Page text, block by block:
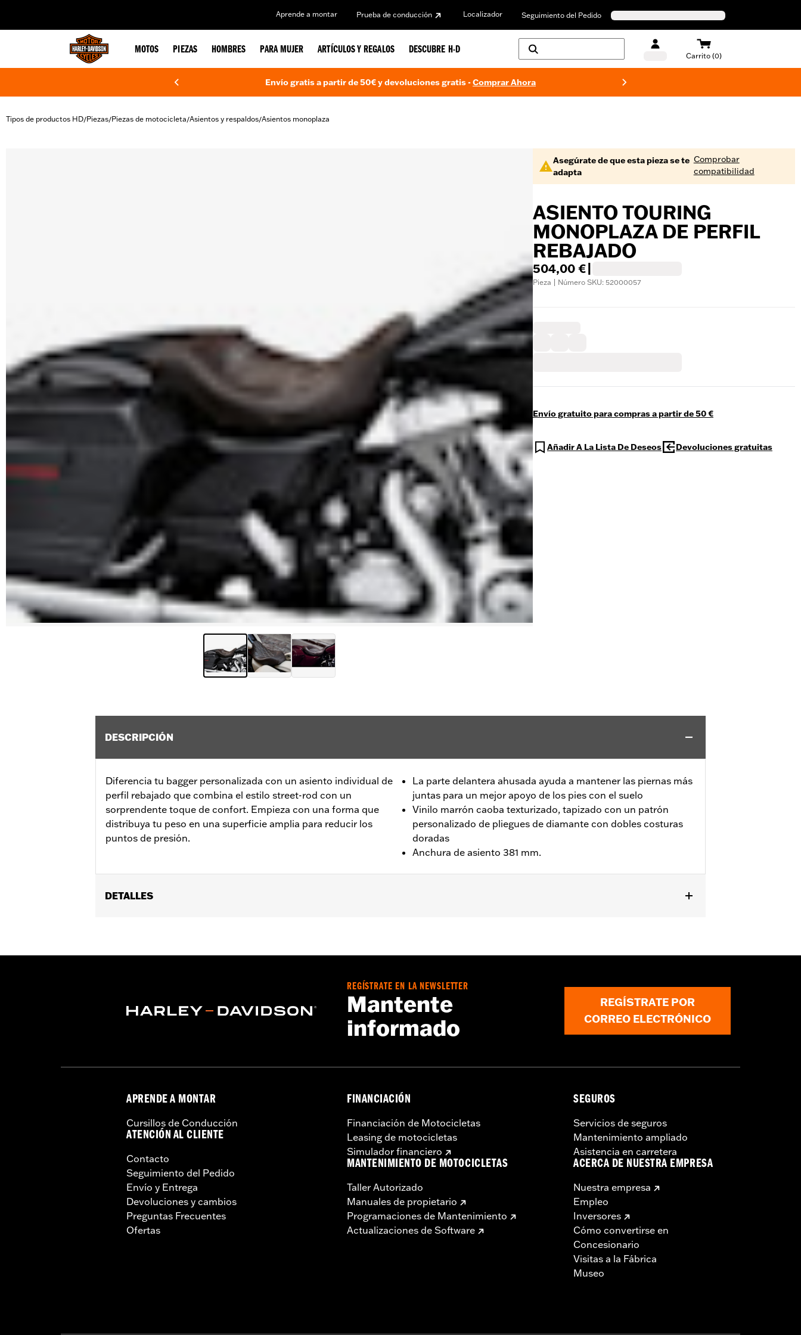
Aprende a montar Prueba de conducción Localizador Seguimiento del Pedido
MOTOS PIEZAS HOMBRES PARA MUJER ARTÍCULOS Y REGALOS DESCUBRE H-D
Carrito (0)
Envío gratis a partir de 50€ y devoluciones gratis -Comprar Ahora
Tipos de productos HD/Piezas/Piezas de motocicleta/Asientos y respaldos/Asientos monoplaza
Asegúrate de que esta pieza se te
adapta
Comprobar
compatibilidad
ASIENTO TOURING
MONOPLAZA DE PERFIL
REBAJADO
504,00 €
Pieza | Número SKU: 52000057
Envío gratuito para compras a partir de 50 €
Añadir A La Lista De Deseos Devoluciones gratuitas
DESCRIPCIÓN
Diferencia tu bagger personalizada con un asiento individual de
perfil rebajado que combina el estilo street-rod con un
sorprendente toque de confort. Empieza con una forma que
distribuya tu peso en una superficie amplia para reducir los
puntos de presión.
La parte delantera ahusada ayuda a mantener las piernas más
juntas para un mejor apoyo de los pies con el suelo
Vinilo marrón caoba texturizado, tapizado con un patrón
personalizado de pliegues de diamante con dobles costuras
doradas
Anchura de asiento 381 mm.
DETALLES
respaldo para el piloto. Anchura del asiento: 15,0 pulgadas.
Contenido del embalaje: Toda la tornillería de montaje necesaria
Pulgadas
REGÍSTRATE EN LA NEWSLETTER
Mantente
informado
REGÍSTRATE POR
CORREO ELECTRÓNICO
APRENDE A MONTAR
Cursillos de Conducción
ATENCIÓN AL CLIENTE
Contacto
Seguimiento del Pedido
Envío y Entrega
Devoluciones y cambios
Preguntas Frecuentes
Ofertas
FINANCIACIÓN
Financiación de Motocicletas
Leasing de motocicletas
Simulador financiero
MANTENIMIENTO DE MOTOCICLETAS
Taller Autorizado
Manuales de propietario
Programaciones de Mantenimiento
Actualizaciones de Software
SEGUROS
Servicios de seguros
Mantenimiento ampliado
Asistencia en carretera
ACERCA DE NUESTRA EMPRESA
Nuestra empresa
Empleo
Inversores
Cómo convertirse en
Concesionario
Visitas a la Fábrica
Museo